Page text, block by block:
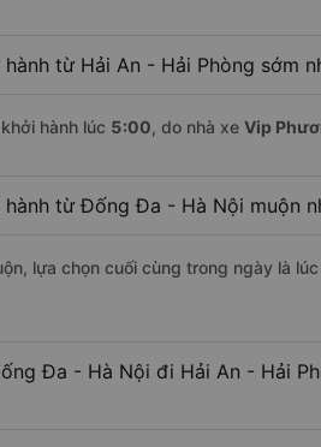
từ Hải An - Hải Phòng sớm
hành lúc 5:00, do nhà xe Vip
hành từ Đống Đa - Hà Nội muộn
lựa chọn cuối cùng trong ngày là lúc
Đa - Hà Nội đi Hải An - Hải